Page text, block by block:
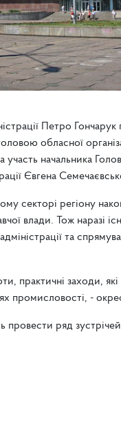
Петро
обласної
участь начальника
Євгена
секторі регіону
влади. Тож наразі
та
практичні заходи,
промисловості, -
ряд